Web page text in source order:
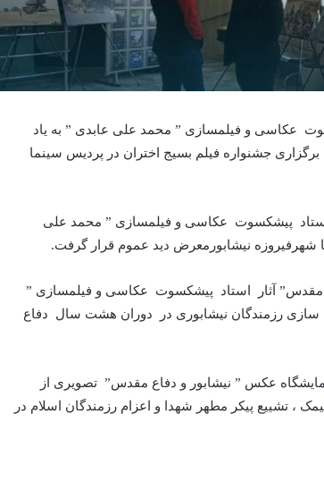
عکاسی و فیلمسازی ” محمد علی عابدی ” به یاد
جشنواره فیلم بسیج اختران در پردیس سینما
استاد پیشکسوت عکاسی و فیلمسازی ” محمد علی
نیشابورمعرض دید عموم قرار گرفت.
مقدس” آثار استاد پیشکسوت عکاسی و فیلمسازی ”
” ۳۰ اثر عکاسی در ابعاد ۷۰×۵۰ از حماسه سازی رزمندگان نیشابوری در دوران هشت سال دفاع
عکس ” نیشابور و دفاع مقدس” تصویری از
، تشییع پیکر مطهر شهدا و اعزام رزمندگان اسلام در